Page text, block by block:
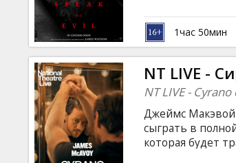
на английском
1час 50мин
NT LIVE -
NT LIVE -
Джеймс Макэвой
сыграть в
которая будет